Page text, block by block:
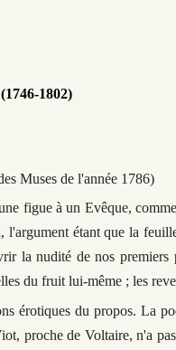
(1746-1802)
Muses de l'année 1786)
figue à un Evêque,
l'argument étant que la
la nudité de nos
du fruit lui-même ; les
érotiques du propos. La
proche de Voltaire, n'a